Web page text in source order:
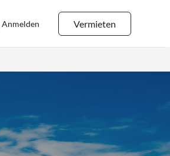
Vermieten
Anmelden